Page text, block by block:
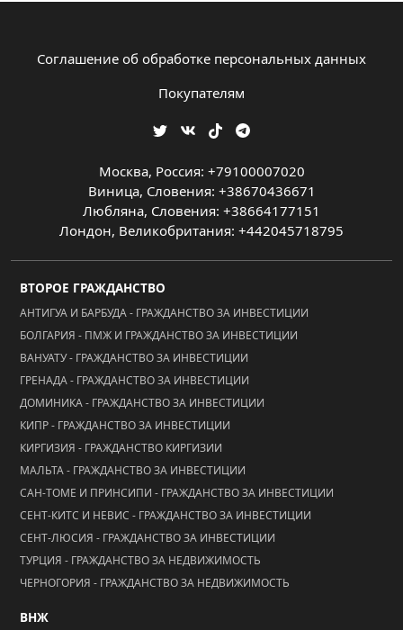
Соглашение об обработке персональных данных
Покупателям
Москва, Россия: +79100007020
Виница, Словения: +38670436671
Любляна, Словения: +38664177151
Лондон, Великобритания: +442045718795
ВТОРОЕ ГРАЖДАНСТВО
АНТИГУА И БАРБУДА - ГРАЖДАНСТВО ЗА ИНВЕСТИЦИИ
БОЛГАРИЯ - ПМЖ И ГРАЖДАНСТВО ЗА ИНВЕСТИЦИИ
ВАНУАТУ - ГРАЖДАНСТВО ЗА ИНВЕСТИЦИИ
ГРЕНАДА - ГРАЖДАНСТВО ЗА ИНВЕСТИЦИИ
ДОМИНИКА - ГРАЖДАНСТВО ЗА ИНВЕСТИЦИИ
КИПР - ГРАЖДАНСТВО ЗА ИНВЕСТИЦИИ
КИРГИЗИЯ - ГРАЖДАНСТВО КИРГИЗИИ
МАЛЬТА - ГРАЖДАНСТВО ЗА ИНВЕСТИЦИИ
САН-ТОМЕ И ПРИНСИПИ - ГРАЖДАНСТВО ЗА ИНВЕСТИЦИИ
СЕНТ-КИТС И НЕВИС - ГРАЖДАНСТВО ЗА ИНВЕСТИЦИИ
СЕНТ-ЛЮСИЯ - ГРАЖДАНСТВО ЗА ИНВЕСТИЦИИ
ТУРЦИЯ - ГРАЖДАНСТВО ЗА НЕДВИЖИМОСТЬ
ЧЕРНОГОРИЯ - ГРАЖДАНСТВО ЗА НЕДВИЖИМОСТЬ
ВНЖ